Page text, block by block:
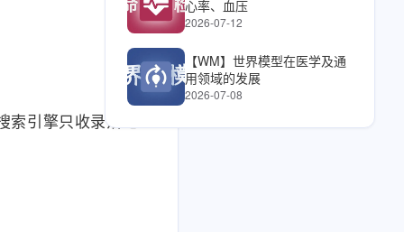
引擎只收录落地
心率、血压
2026-07-12
【WM】世界模型在医学及通
用领域的发展
2026-07-08